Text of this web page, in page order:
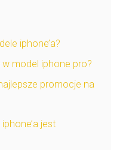
iphone’a?
model iphone pro?
promocje na
jest